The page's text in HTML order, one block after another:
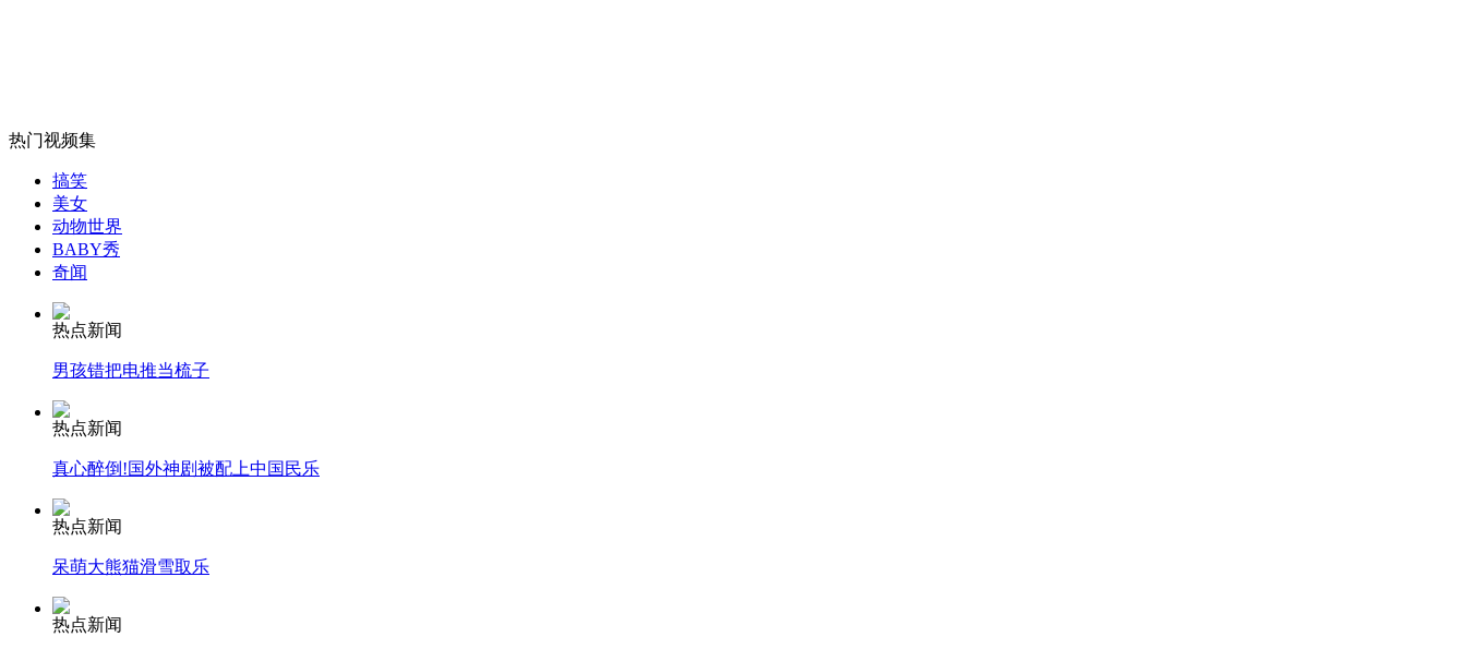
女孩北京地铁殴打老人 痛下狠手拳打脚踢
无痛分娩是否安全 医生回应
外交部：有关国家言论片面不公正
安徽一实载49人客车翻车
热门视频集
搞笑
美女
动物世界
BABY秀
奇闻
热点新闻
男孩错把电推当梳子
热点新闻
真心醉倒!国外神剧被配上中国民乐
热点新闻
呆萌大熊猫滑雪取乐
热点新闻